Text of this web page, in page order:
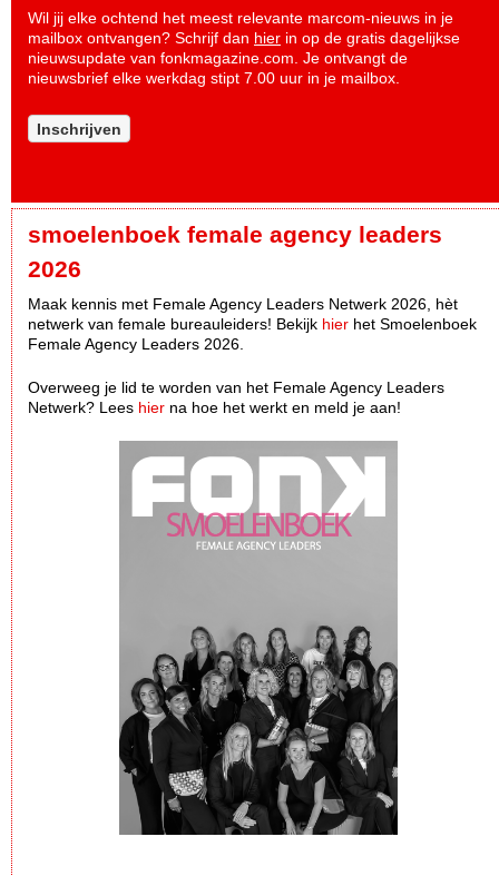
Wil jij elke ochtend het meest relevante marcom-nieuws in je
mailbox ontvangen? Schrijf dan hier in op de gratis dagelijkse
nieuwsupdate van fonkmagazine.com. Je ontvangt de
nieuwsbrief elke werkdag stipt 7.00 uur in je mailbox.
Inschrijven
smoelenboek female agency leaders
2026
Maak kennis met Female Agency Leaders Netwerk 2026, hèt
netwerk van female bureauleiders! Bekijk hier het Smoelenboek
Female Agency Leaders 2026.
Overweeg je lid te worden van het Female Agency Leaders
Netwerk? Lees hier na hoe het werkt en meld je aan!